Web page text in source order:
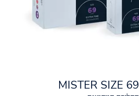
MISTER SIZE 69